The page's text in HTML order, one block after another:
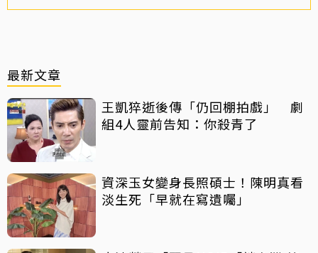
最新文章
王凱猝逝後傳「仍回棚拍戲」 劇
組4人靈前告知：你殺青了
資深玉女變身長照碩士！陳明真看
淡生死「早就在寫遺囑」